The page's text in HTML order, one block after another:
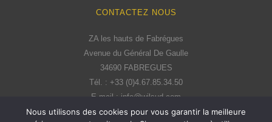
CONTACTEZ NOUS
ZA les hauts de Fabrégues
Avenue du Général De Gaulle
34690 FABREGUES
Tél. : +33 (0)4.67.85.34.50
E-mail : info@wilsud.com
Nous utilisons des cookies pour vous garantir la meilleure